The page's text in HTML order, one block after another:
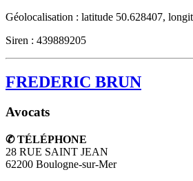
Géolocalisation : latitude 50.628407,
Siren : 439889205
FREDERIC BRUN
Avocats
✆ TÉLÉPHONE
28 RUE SAINT JEAN
62200 Boulogne-sur-Mer